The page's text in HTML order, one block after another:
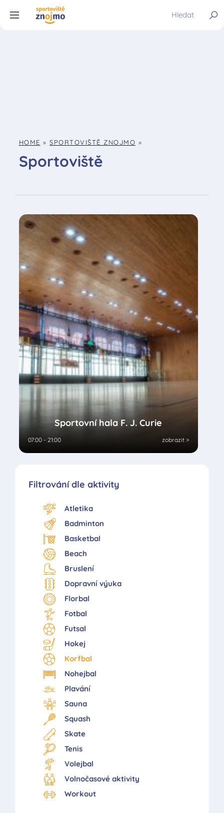
HOME » SPORTOVIŠTĚ ZNOJMO »
Sportoviště
Sportovní hala F. J. Curie
07:00 - 21:00 zobrazit >
Filtrování dle aktivity
Atletika
Badminton
Basketbal
Beach
Bruslení
Dopravní výuka
Florbal
Fotbal
Futsal
Hokej
Korfbal
Nohejbal
Plavání
Sauna
Squash
Skate
Tenis
Volejbal
Volnočasové aktivity
Workout